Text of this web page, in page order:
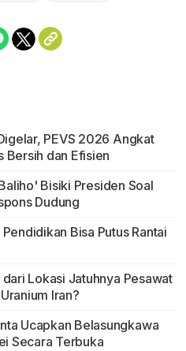
PEVS 2026 Angkat
Bersih dan Efisien
Bisiki Presiden Soal
Dudung
Bisa Putus Rantai
Lokasi Jatuhnya Pesawat
Iran?
Ucapkan Belasungkawa
Secara Terbuka